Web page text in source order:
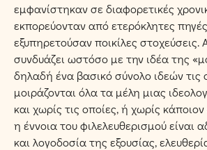
εμφανίστηκαν σε διαφορετικές
εκπορεύονταν από ετερόκλητες
εξυπηρετούσαν ποικίλες
συνδυάζει ωστόσο με την ιδέα της
δηλαδή ένα βασικό σύνολο ιδεών τις
μοιράζονται όλα τα μέλη μιας
και χωρίς τις οποίες, ή χωρίς
η έννοια του φιλελευθερισμού είναι
και λογοδοσία της εξουσίας,